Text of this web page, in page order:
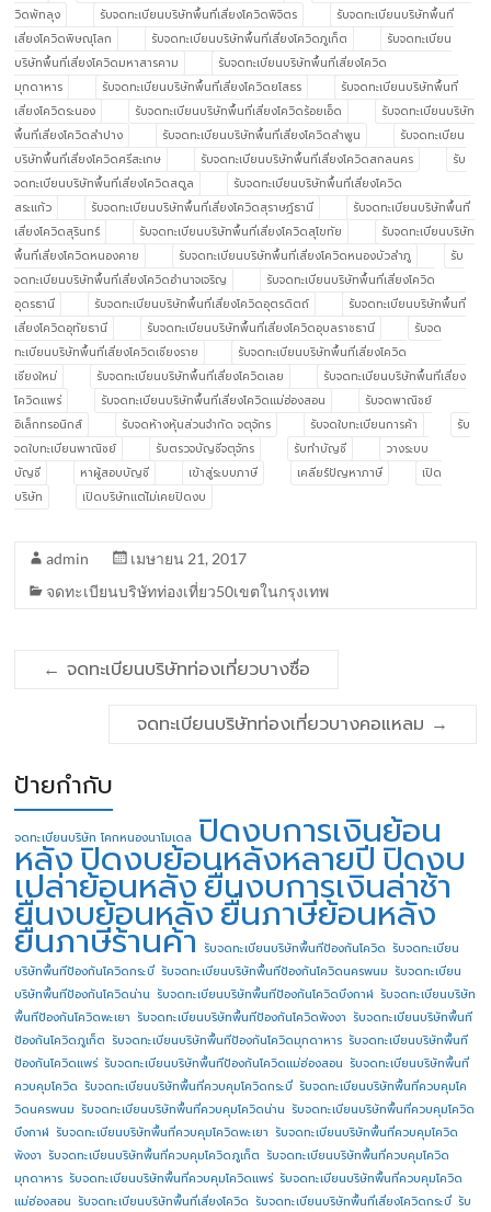
วิดพัทลุง
รับจดทะเบียนบริษัทพื้นที่เสี่ยงโควิดพิจิตร
รับจดทะเบียนบริษัทพื้นที่
เสี่ยงโควิดพิษณุโลก
รับจดทะเบียนบริษัทพื้นที่เสี่ยงโควิดภูเก็ต
รับจดทะเบียน
บริษัทพื้นที่เสี่ยงโควิดมหาสารคาม
รับจดทะเบียนบริษัทพื้นที่เสี่ยงโควิด
มุกดาหาร
รับจดทะเบียนบริษัทพื้นที่เสี่ยงโควิดยโสธร
รับจดทะเบียนบริษัทพื้นที่
เสี่ยงโควิดระนอง
รับจดทะเบียนบริษัทพื้นที่เสี่ยงโควิดร้อยเอ็ด
รับจดทะเบียนบริษัท
พื้นที่เสี่ยงโควิดลำปาง
รับจดทะเบียนบริษัทพื้นที่เสี่ยงโควิดลำพูน
รับจดทะเบียน
บริษัทพื้นที่เสี่ยงโควิดศรีสะเกษ
รับจดทะเบียนบริษัทพื้นที่เสี่ยงโควิดสกลนคร
รับ
จดทะเบียนบริษัทพื้นที่เสี่ยงโควิดสตูล
รับจดทะเบียนบริษัทพื้นที่เสี่ยงโควิด
สระแก้ว
รับจดทะเบียนบริษัทพื้นที่เสี่ยงโควิดสุราษฎ์ธานี
รับจดทะเบียนบริษัทพื้นที่
เสี่ยงโควิดสุรินทร์
รับจดทะเบียนบริษัทพื้นที่เสี่ยงโควิดสุโขทัย
รับจดทะเบียนบริษัท
พื้นที่เสี่ยงโควิดหนองคาย
รับจดทะเบียนบริษัทพื้นที่เสี่ยงโควิดหนองบัวลำภู
รับ
จดทะเบียนบริษัทพื้นที่เสี่ยงโควิดอำนาจเจริญ
รับจดทะเบียนบริษัทพื้นที่เสี่ยงโควิด
อุดรธานี
รับจดทะเบียนบริษัทพื้นที่เสี่ยงโควิดอุตรดิตถ์
รับจดทะเบียนบริษัทพื้นที่
เสี่ยงโควิดอุทัยธานี
รับจดทะเบียนบริษัทพื้นที่เสี่ยงโควิดอุบลราชธานี
รับจด
ทะเบียนบริษัทพื้นที่เสี่ยงโควิดเชียงราย
รับจดทะเบียนบริษัทพื้นที่เสี่ยงโควิด
เชียงใหม่
รับจดทะเบียนบริษัทพื้นที่เสี่ยงโควิดเลย
รับจดทะเบียนบริษัทพื้นที่เสี่ยง
โควิดแพร่
รับจดทะเบียนบริษัทพื้นที่เสี่ยงโควิดแม่ฮ่องสอน
รับจดพาณิชย์
อิเล็กทรอนิกส์
รับจดห้างหุ้นส่วนจำกัด จตุจักร รับจดใบทะเบียนการค้า
รับ
จดใบทะเบียนพาณิชย์
รับตรวจบัญชีจตุจักร รับทำบัญชี
วางระบบ
บัญชี
หาผู้สอบบัญชี เข้าสู่ระบบภาษี เคลียร์ปัญหาภาษี
เปิด
บริษัท
เปิดบริษัทแต่ไม่เคยปิดงบ
admin
เมษายน 21, 2017
จดทะเบียนบริษัทท่องเที่ยว50เขตในกรุงเทพ
← จดทะเบียนบริษัทท่องเที่ยวบางซื่อ
จดทะเบียนบริษัทท่องเที่ยวบางคอแหลม →
ป้ายกำกับ
จดทะเบียนบริษัท โคกหนองนาโมเดล ปิดงบการเงินย้อน
หลังปิดงบย้อนหลังหลายปี ปิดงบ
เปล่าย้อนหลังยื่นงบการเงินล่าช้า
ยื่นงบย้อนหลังยื่นภาษีย้อนหลัง
ยื่นภาษีร้านค้า รับจดทะเบียนบริษัทพื้นทีป้องกันโควิด รับจดทะเบียน
บริษัทพื้นทีป้องกันโควิดกระบี่ รับจดทะเบียนบริษัทพื้นทีป้องกันโควิดนครพนม รับจดทะเบียน
บริษัทพื้นทีป้องกันโควิดน่าน รับจดทะเบียนบริษัทพื้นทีป้องกันโควิดบึงกาฬ รับจดทะเบียนบริษัท
พื้นทีป้องกันโควิดพะเยา รับจดทะเบียนบริษัทพื้นทีป้องกันโควิดพังงา รับจดทะเบียนบริษัทพื้นที
ป้องกันโควิดภูเก็ต รับจดทะเบียนบริษัทพื้นทีป้องกันโควิดมุกดาหาร รับจดทะเบียนบริษัทพื้นที
ป้องกันโควิดแพร่ รับจดทะเบียนบริษัทพื้นทีป้องกันโควิดแม่ฮ่องสอน รับจดทะเบียนบริษัทพื้นที่
ควบคุมโควิด รับจดทะเบียนบริษัทพื้นที่ควบคุมโควิดกระบี่ รับจดทะเบียนบริษัทพื้นที่ควบคุมโค
วิดนครพนม รับจดทะเบียนบริษัทพื้นที่ควบคุมโควิดน่าน รับจดทะเบียนบริษัทพื้นที่ควบคุมโควิด
บึงกาฬ รับจดทะเบียนบริษัทพื้นที่ควบคุมโควิดพะเยา รับจดทะเบียนบริษัทพื้นที่ควบคุมโควิด
พังงา รับจดทะเบียนบริษัทพื้นที่ควบคุมโควิดภูเก็ต รับจดทะเบียนบริษัทพื้นที่ควบคุมโควิด
มุกดาหาร รับจดทะเบียนบริษัทพื้นที่ควบคุมโควิดแพร่ รับจดทะเบียนบริษัทพื้นที่ควบคุมโควิด
แม่ฮ่องสอน รับจดทะเบียนบริษัทพื้นที่เสี่ยงโควิด รับจดทะเบียนบริษัทพื้นที่เสี่ยงโควิดกระบี่ รับ